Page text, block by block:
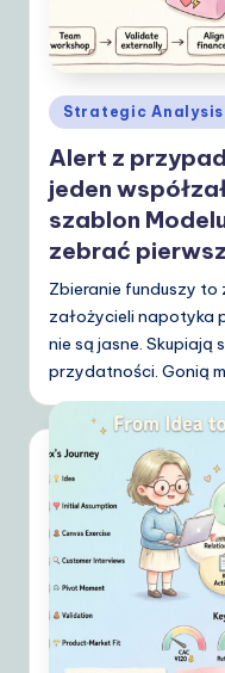
li
s
h
|
Y
o
u
r
D
ai
ly
G
ui
d
e
t
Posted
in
Strategic Analysis
Alert z
jeden
szablon
zebrać
Zbieranie funduszy to
założycieli napotyka
nie są jasne. Skupiają
przydatności. Gonią